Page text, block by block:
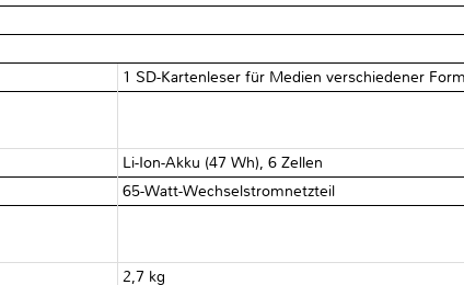
1 SD-Kartenleser für Medien verschiedener
Li-Ion-Akku (47 Wh), 6 Zellen
65-Watt-Wechselstromnetzteil
2,7 kg